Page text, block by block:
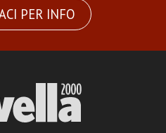
PER INFO